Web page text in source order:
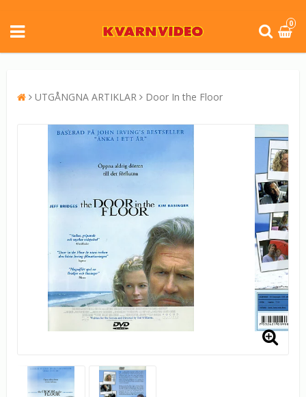
0
UTGÅNGNA ARTIKLAR Door In the Floor